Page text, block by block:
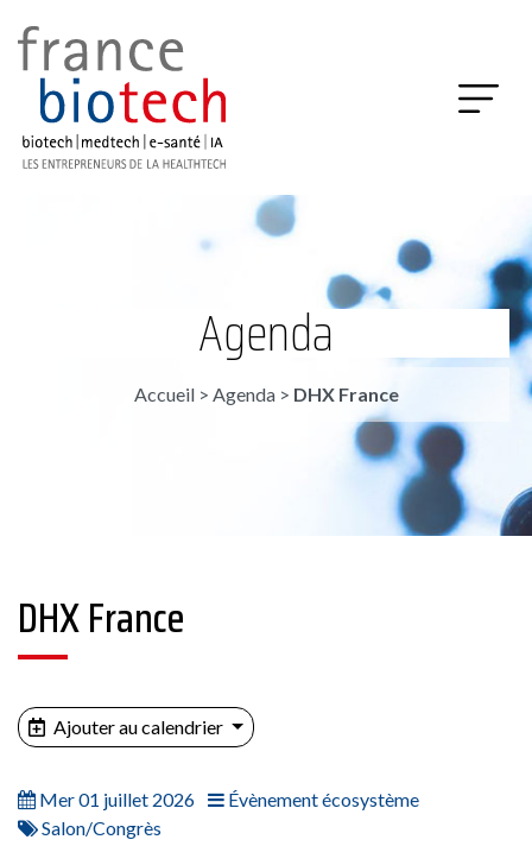
Agenda
Accueil> Agenda> DHX France
DHX France
Ajouter au calendrier
Mer 01 juillet 2026
Évènement écosystème
Salon/Congrès